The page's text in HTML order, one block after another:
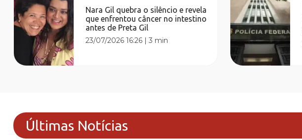
Nara Gil quebra o silêncio e revela
que enfrentou câncer no intestino
antes de Preta Gil
23/07/2026 16:26 |3 min
Últimas Notícias